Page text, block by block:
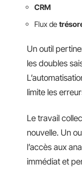
CRM
Flux de
Un outil
les doubles
limite les
Le travail
nouvelle. Un
l’accès aux
immédiat et